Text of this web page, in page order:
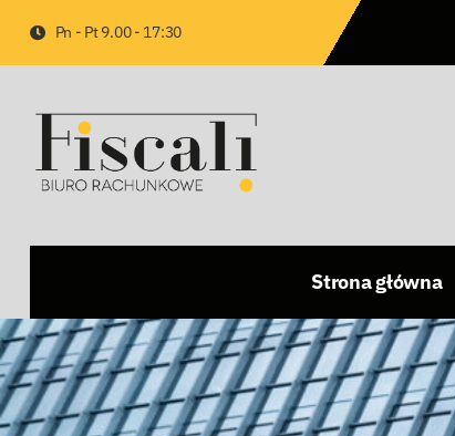
Pn - Pt 9.00 - 17:30
Strona główna